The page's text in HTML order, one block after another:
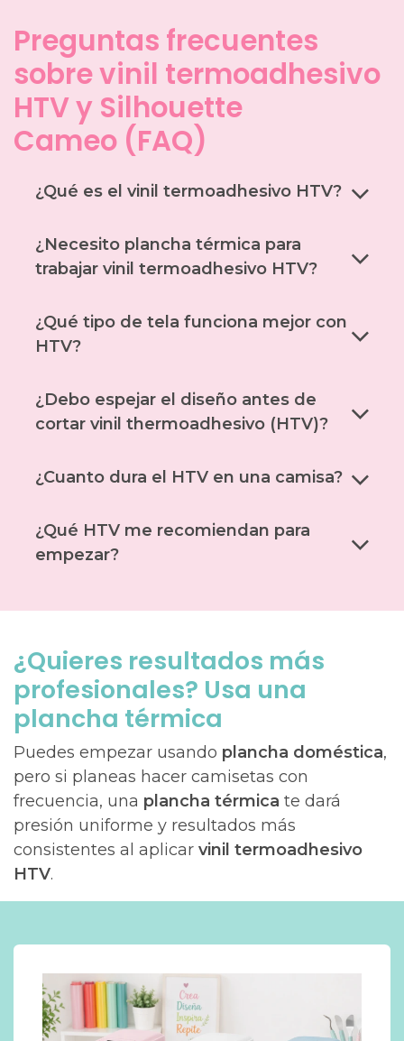
Preguntas frecuentes
sobre vinil termoadhesivo
HTV y Silhouette
Cameo (FAQ)
¿Qué es el vinil termoadhesivo HTV?
¿Necesito plancha térmica para
trabajar vinil termoadhesivo HTV?
¿Qué tipo de tela funciona mejor con
HTV?
¿Debo espejar el diseño antes de
cortar vinil thermoadhesivo (HTV)?
¿Cuanto dura el HTV en una camisa?
¿Qué HTV me recomiendan para
empezar?
¿Quieres resultados más
profesionales? Usa una
plancha térmica
Puedes empezar usando plancha doméstica,
pero si planeas hacer camisetas con
frecuencia, una plancha térmica te dará
presión uniforme y resultados más
consistentes al aplicar vinil termoadhesivo
HTV.